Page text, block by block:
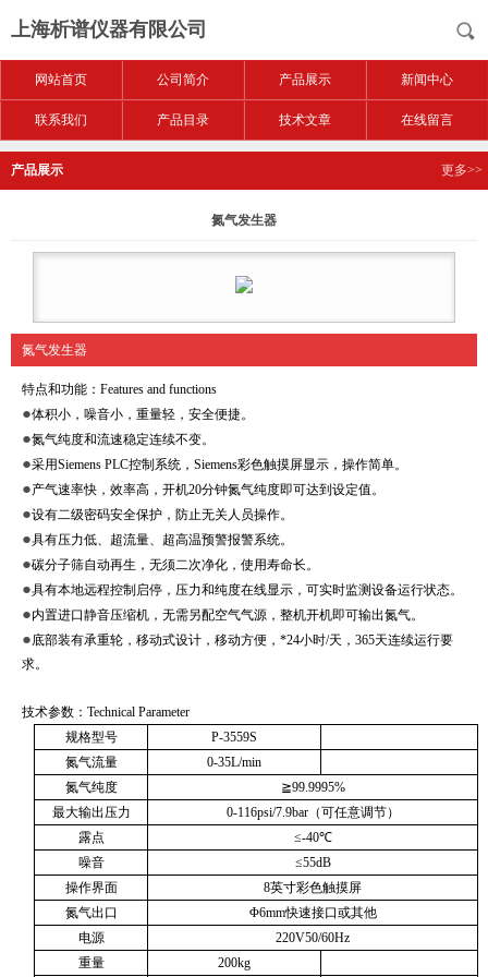
上海析谱仪器有限公司
网站首页 公司简介 产品展示 新闻中心
联系我们 产品目录 技术文章 在线留言
产品展示 更多>>
氮气发生器
氮气发生器
特点和功能： Features and functions
●体积小，噪音小，重量轻，安全便捷。
●氮气纯度和流速稳定连续不变。
●采用Siemens PLC控制系统， Siemens彩色触摸屏显示，操作简单。
●产气速率快，效率高，开机20分钟氮气纯度即可达到设定值。
●设有二级密码安全保护，防止无关人员操作。
●具有压力低、超流量、超高温预警报警系统。
●碳分子筛自动再生，无须二次净化，使用寿命长。
●具有本地远程控制启停，压力和纯度在线显示，可实时监测设备运行状态。
●内置进口静音压缩机，无需另配空气气源，整机开机即可输出氮气。
●底部装有承重轮，移动式设计，移动方便，*24小时/天， 365天连续运行要
求。
技术参数： Technical Parameter
规格型号
P-3559S
氮气流量
0-35L/min
氮气纯度
≧99.9995%
最大输出压力
0-116psi/7.9bar（可任意调节）
露点
≤-40℃
噪音
≤55dB
操作界面
8英寸彩色触摸屏
氮气出口
Φ6mm快速接口或其他
电源
220V50/60Hz
重量
200kg